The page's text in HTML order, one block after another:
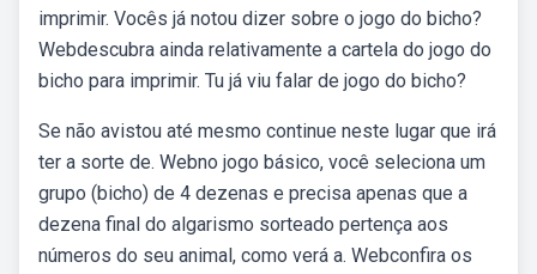
imprimir. Vocês já notou dizer sobre o jogo do bicho?
Webdescubra ainda relativamente a cartela do jogo do
bicho para imprimir. Tu já viu falar de jogo do bicho?
Se não avistou até mesmo continue neste lugar que irá
ter a sorte de. Webno jogo básico, você seleciona um
grupo (bicho) de 4 dezenas e precisa apenas que a
dezena final do algarismo sorteado pertença aos
números do seu animal, como verá a. Webconfira os